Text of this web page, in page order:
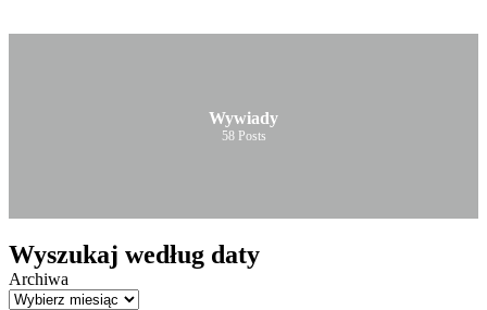
Wywiady
58 Posts
Wyszukaj według daty
Archiwa